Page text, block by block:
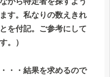
す。私なりの数えきれ
を付記。ご参考にして
。）
・・結果を求めるので